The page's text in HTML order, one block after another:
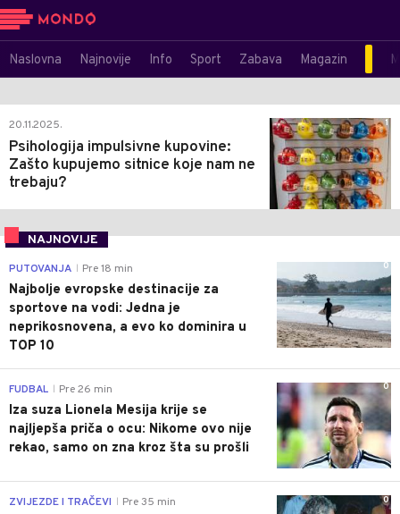
Naslovna Najnovije Info Sport Zabava Magazin
20.11.2025.
Psihologija impulsivne kupovine:
Zašto kupujemo sitnice koje nam ne
trebaju?
1
NAJNOVIJE
0
PUTOVANJA Pre 18 min
Najbolje evropske destinacije za
sportove na vodi: Jedna je
neprikosnovena, a evo ko dominira u
TOP 10
0
FUDBAL Pre 26 min
Iza suza Lionela Mesija krije se
najljepša priča o ocu: Nikome ovo nije
rekao, samo on zna kroz šta su prošli
0
ZVIJEZDE I TRAČEVI Pre 35 min